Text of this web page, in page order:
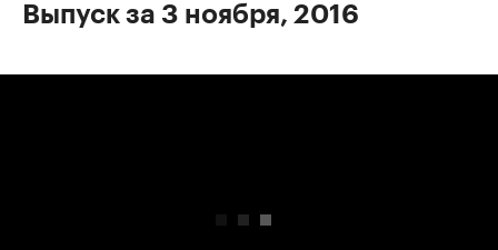
Выпуск за 3 ноября, 2016